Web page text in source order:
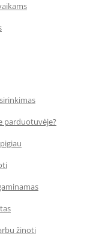
parduotuvėje?
žinoti